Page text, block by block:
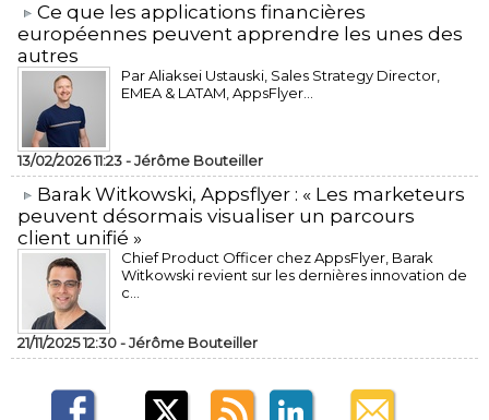
​Ce que les applications financières
européennes peuvent apprendre les unes des
autres
Par Aliaksei Ustauski, Sales Strategy Director,
EMEA & LATAM, AppsFlyer...
13/02/2026 11:23 -Jérôme Bouteiller
​Barak Witkowski, Appsflyer : « Les marketeurs
peuvent désormais visualiser un parcours
client unifié »
Chief Product Officer chez AppsFlyer, ​Barak
Witkowski revient sur les dernières innovation de
c...
21/11/2025 12:30 -Jérôme Bouteiller